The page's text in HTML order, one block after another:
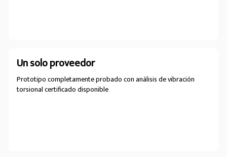
Un solo proveedor
Prototipo completamente probado con análisis de vibración
torsional certificado disponible